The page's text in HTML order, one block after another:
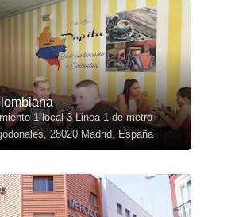
1 local 3 Linea 1 de metro
28020 Madrid, España